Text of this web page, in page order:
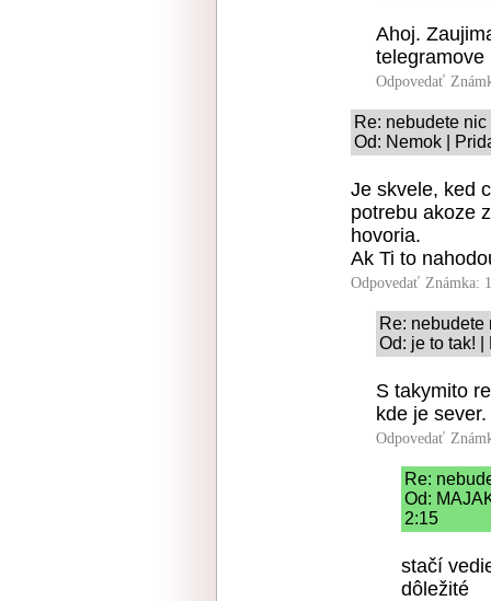
Ahoj.
telegramove
Odpovedať
Re: nebudete
Od: Nemok |
Je skvele, ked
potrebu akoze
hovoria.
Ak Ti to
Odpovedať Známka:
Re: nebudete
Od: je to tak!
S takymito
kde je
Odpovedať
Re:
Od:
2:15
stačí
dôležité